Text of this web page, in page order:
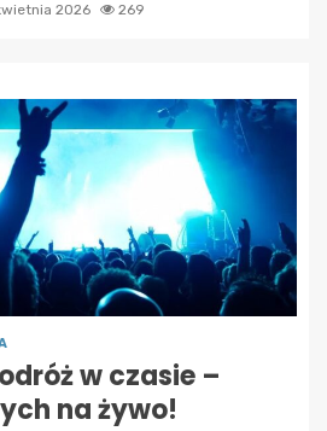
2026 269
w czasie –
na żywo!